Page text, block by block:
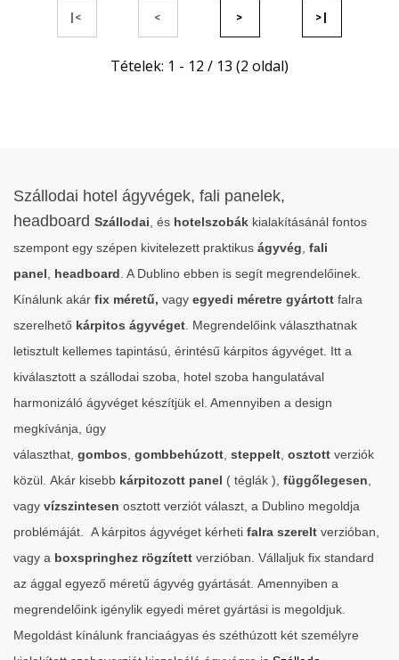
|< < > >|
Tételek: 1 - 12 / 13 (2 oldal)
Szállodai hotel ágyvégek, fali panelek,
headboard Szállodai , és hotelszobák kialakításánál fontos
szempont egy szépen kivitelezett praktikus ágyvég fali
panel
headboard . A Dublino ebben is segít megrendelőinek.
Kínálunk akár fix méretű, vagy egyedi méretre gyártott falra
szerelhető kárpitos ágyvéget . Megrendelőink választhatnak
letisztult kellemes tapintású, érintésű kárpitos ágyvéget. Itt a
kiválasztott a szállodai szoba, hotel szoba hangulatával
harmonizáló ágyvéget készítjük el. Amennyiben a design
megkívánja, úgy
választhat, gombos gombbehúzott steppelt osztott verziók
közül. Akár kisebb kárpitozott panel ( téglák ), függőlegesen
vagy vízszintesen osztott verziót választ, a Dublino megoldja
problémáját. A kárpitos ágyvéget kérheti falra szerelt verzióban,
vagy a boxspringhez rögzített verzióban. Vállaljuk fix standard
az ággal egyező méretű ágyvég gyártását. Amennyiben a
megrendelőink igénylik egyedi méret gyártási is megoldjuk.
Megoldást kínálunk franciaágyas és széthúzott két személyre